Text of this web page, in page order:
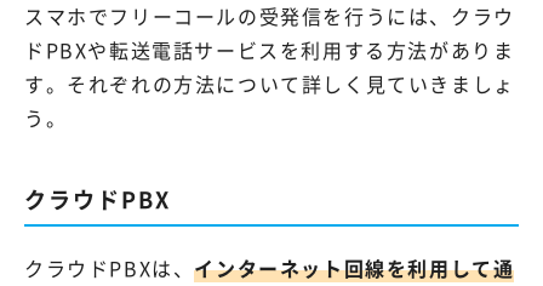
スマホでフリーコールの受発信を行うには、クラウ
ドPBXや転送電話サービスを利用する方法がありま
す。それぞれの方法について詳しく見ていきましょ
う。
クラウドPBX
クラウドPBXは、インターネット回線を利用して通